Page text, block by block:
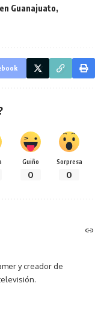
Guanajuato
Guiño
0
Sorpresa
0
y creador de